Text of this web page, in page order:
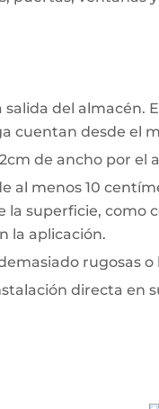
del
cuentan desde el
de ancho por
al menos 10
superficie, como
la aplicación.
rugosas o
directa en